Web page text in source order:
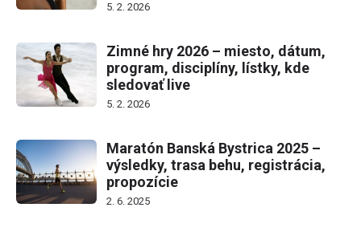
5. 2. 2026
Zimné hry 2026 – miesto, dátum,
program, disciplíny, lístky, kde
sledovať live
5. 2. 2026
Maratón Banská Bystrica 2025 –
výsledky, trasa behu, registrácia,
propozície
2. 6. 2025